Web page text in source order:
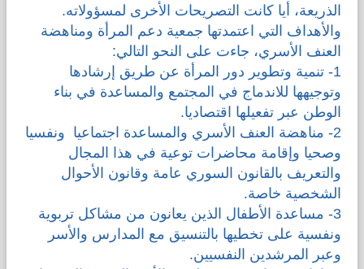
الذريعة، أيا كانت التصريحات الأخرى لمسؤولاته.
والأهداف التي اعتمدتها جمعية دعم المرأة ومناهضة
العنف الأسري، جاءت على النحو التالي:
1- تنمية وتطوير دور المرأة عن طريق إرشادها
وتوجيهها للاندماج في المجتمع والمساعدة في بناء
الوطن عبر تفعيلها اقتصاديا.
2- مناهضة العنف الأسري والمساعدة اجتماعيا ونفسيا
وصحيا وإقامة محاضرات توعية في هذا المجال
والتعريف بالقانون السوري عامة وقانون الأحوال
الشخصية خاصة.
3- مساعدة الأطفال الذين يعانون من مشاكل تربوية
ونفسية على تخطيها بالتنسيق مع المدارس والأسر
وعبر المرشدين النفسيين.